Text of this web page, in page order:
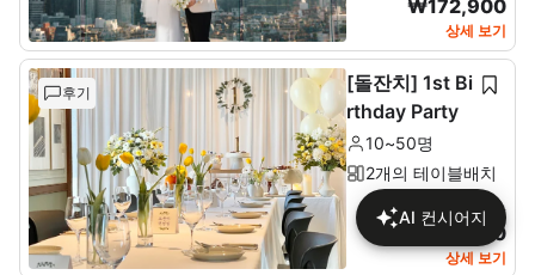
₩172,900
상세 보기
후기
[돌잔치] 1st Bi
rthday Party
10~50명
2개의 테이블배치
1인당 예상가
₩137,680
상세 보기
AI 컨시어지